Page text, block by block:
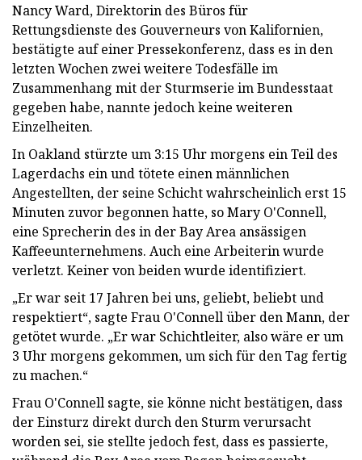
Nancy Ward, Direktorin des Büros für
Rettungsdienste des Gouverneurs von Kalifornien,
bestätigte auf einer Pressekonferenz, dass es in den
letzten Wochen zwei weitere Todesfälle im
Zusammenhang mit der Sturmserie im Bundesstaat
gegeben habe, nannte jedoch keine weiteren
Einzelheiten.
In Oakland stürzte um 3:15 Uhr morgens ein Teil des
Lagerdachs ein und tötete einen männlichen
Angestellten, der seine Schicht wahrscheinlich erst 15
Minuten zuvor begonnen hatte, so Mary O'Connell,
eine Sprecherin des in der Bay Area ansässigen
Kaffeeunternehmens. Auch eine Arbeiterin wurde
verletzt. Keiner von beiden wurde identifiziert.
„Er war seit 17 Jahren bei uns, geliebt, beliebt und
respektiert“, sagte Frau O'Connell über den Mann, der
getötet wurde. „Er war Schichtleiter, also wäre er um
3 Uhr morgens gekommen, um sich für den Tag fertig
zu machen.“
Frau O'Connell sagte, sie könne nicht bestätigen, dass
der Einsturz direkt durch den Sturm verursacht
worden sei, sie stellte jedoch fest, dass es passierte,